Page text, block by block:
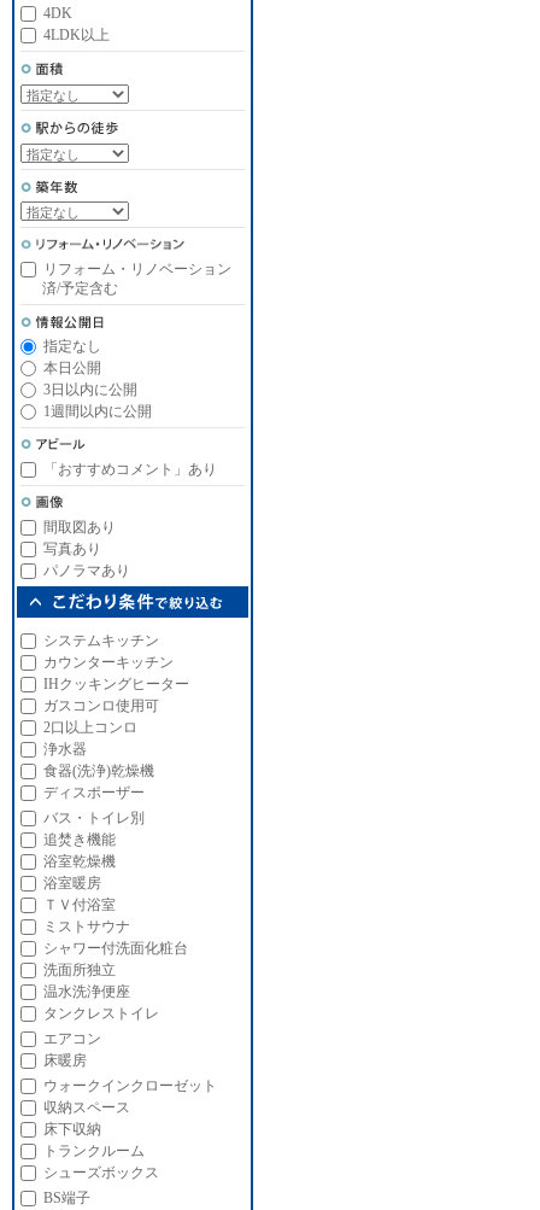
4DK
4LDK以上
リフォーム・リノベーション
済/予定含む
指定なし
本日公開
3日以内に公開
1週間以内に公開
「おすすめコメント」あり
間取図あり
写真あり
パノラマあり
システムキッチン
カウンターキッチン
IHクッキングヒーター
ガスコンロ使用可
2口以上コンロ
浄水器
食器(洗浄)乾燥機
ディスポーザー
バス・トイレ別
追焚き機能
浴室乾燥機
浴室暖房
ＴＶ付浴室
ミストサウナ
シャワー付洗面化粧台
洗面所独立
温水洗浄便座
タンクレストイレ
エアコン
床暖房
ウォークインクローゼット
収納スペース
床下収納
トランクルーム
シューズボックス
BS端子